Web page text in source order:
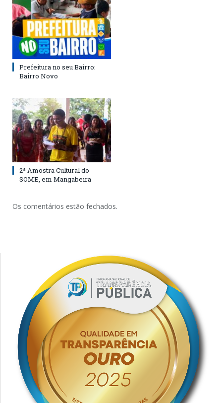
Prefeitura no seu Bairro:
Bairro Novo
2ª Amostra Cultural do
SOME, em Mangabeira
Os comentários estão fechados.